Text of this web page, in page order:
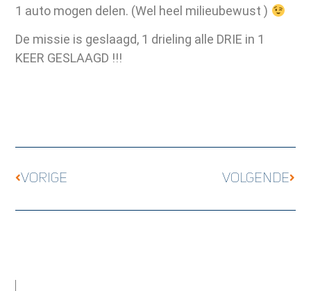
1 auto mogen delen. (Wel heel milieubewust )
De missie is geslaagd, 1 drieling alle DRIE in 1
KEER GESLAAGD !!!
VORIGE VOLGENDE